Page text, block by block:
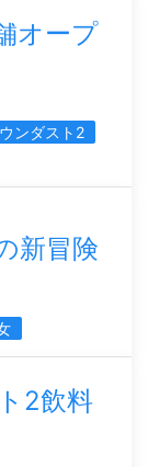
オープ
ンダスト2
新冒険
2飲料